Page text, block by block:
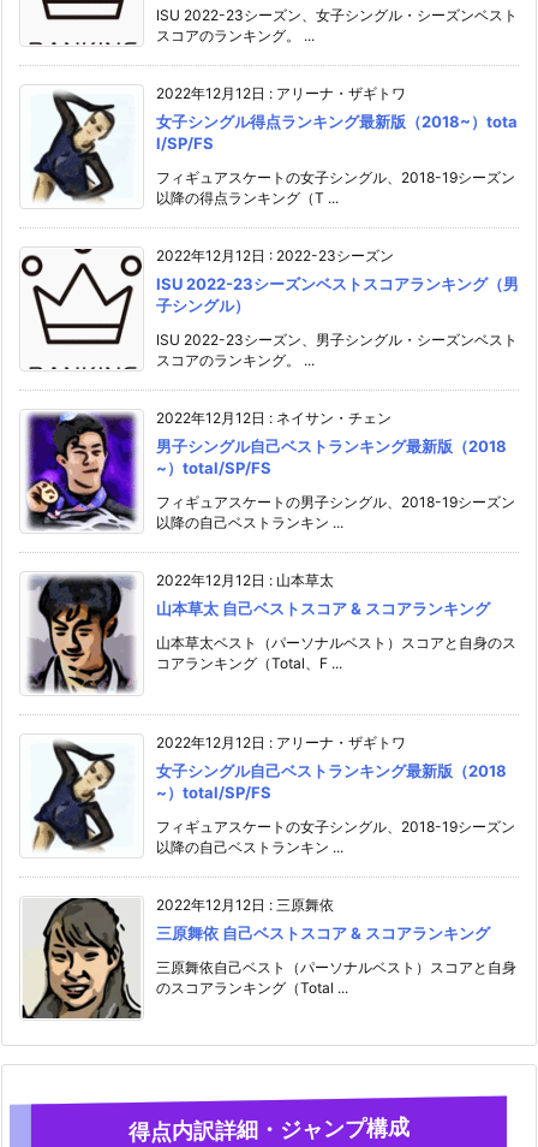
ISU 2022-23シーズン、女子シングル・シーズンベスト
スコアのランキング。 ...
2022年12月12日 : アリーナ・ザギトワ
女子シングル得点ランキング最新版（2018~）tota
l/SP/FS
フィギュアスケートの女子シングル、2018-19シーズン
以降の得点ランキング（T ...
2022年12月12日 : 2022-23シーズン
ISU 2022-23シーズンベストスコアランキング（男
子シングル）
ISU 2022-23シーズン、男子シングル・シーズンベスト
スコアのランキング。 ...
2022年12月12日 : ネイサン・チェン
男子シングル自己ベストランキング最新版（2018
~）total/SP/FS
フィギュアスケートの男子シングル、2018-19シーズン
以降の自己ベストランキン ...
2022年12月12日 : 山本草太
山本草太 自己ベストスコア & スコアランキング
山本草太ベスト（パーソナルベスト）スコアと自身のス
コアランキング（Total、F ...
2022年12月12日 : アリーナ・ザギトワ
女子シングル自己ベストランキング最新版（2018
~）total/SP/FS
フィギュアスケートの女子シングル、2018-19シーズン
以降の自己ベストランキン ...
2022年12月12日 : 三原舞依
三原舞依 自己ベストスコア & スコアランキング
三原舞依自己ベスト（パーソナルベスト）スコアと自身
のスコアランキング（Total ...
得点内訳詳細・ジャンプ構成